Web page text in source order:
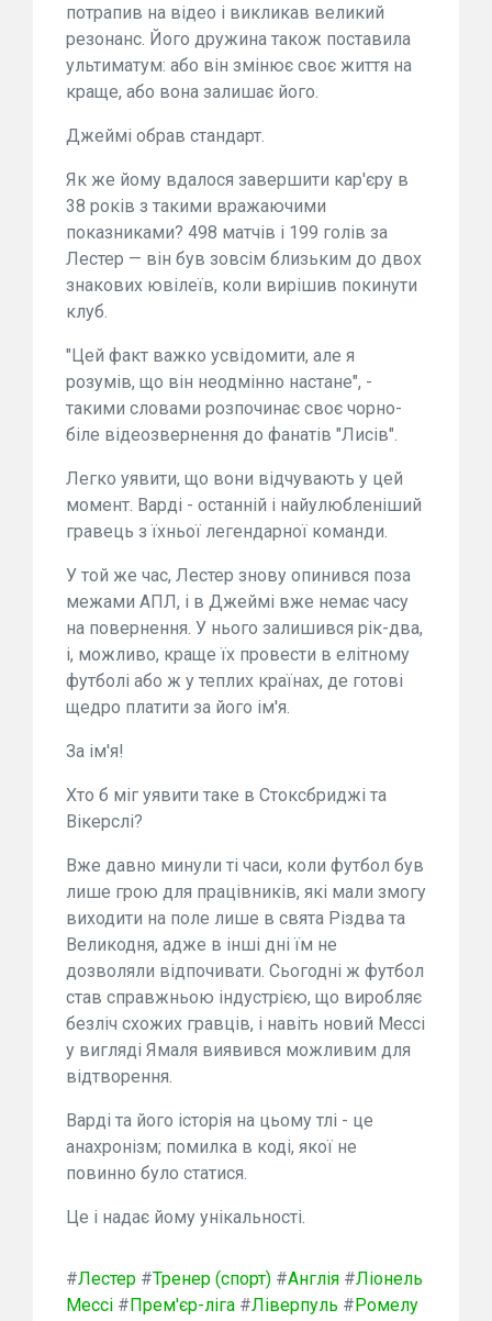
потрапив на відео і викликав великий
резонанс. Його дружина також поставила
ультиматум: або він змінює своє життя на
краще, або вона залишає його.
Джеймі обрав стандарт.
Як же йому вдалося завершити кар'єру в
38 років з такими вражаючими
показниками? 498 матчів і 199 голів за
Лестер — він був зовсім близьким до двох
знакових ювілеїв, коли вирішив покинути
клуб.
"Цей факт важко усвідомити, але я
розумів, що він неодмінно настане", -
такими словами розпочинає своє чорно-
біле відеозвернення до фанатів "Лисів".
Легко уявити, що вони відчувають у цей
момент. Варді - останній і найулюбленіший
гравець з їхньої легендарної команди.
У той же час, Лестер знову опинився поза
межами АПЛ, і в Джеймі вже немає часу
на повернення. У нього залишився рік-два,
і, можливо, краще їх провести в елітному
футболі або ж у теплих країнах, де готові
щедро платити за його ім'я.
За ім'я!
Хто б міг уявити таке в Стоксбриджі та
Вікерслі?
Вже давно минули ті часи, коли футбол був
лише грою для працівників, які мали змогу
виходити на поле лише в свята Різдва та
Великодня, адже в інші дні їм не
дозволяли відпочивати. Сьогодні ж футбол
став справжньою індустрією, що виробляє
безліч схожих гравців, і навіть новий Мессі
у вигляді Ямаля виявився можливим для
відтворення.
Варді та його історія на цьому тлі - це
анахронізм; помилка в коді, якої не
повинно було статися.
Це і надає йому унікальності.
#Лестер #Тренер (спорт) #Англія #Ліонель
Мессі #Прем'єр-ліга #Ліверпуль #Ромелу